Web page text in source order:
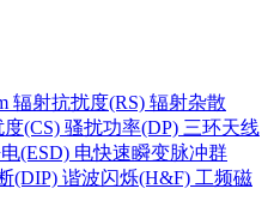
辐射抗扰度(RS) 辐射杂散
(CS) 骚扰功率(DP) 三环天线
(ESD) 电快速瞬变脉冲群
(DIP) 谐波闪烁(H&F) 工频磁